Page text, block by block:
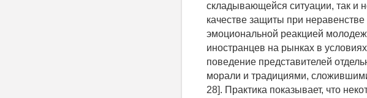
складывающейся ситуации, так и
качестве защиты при
эмоциональной реакцией
иностранцев на рынках в
поведение представителей
морали и традициями,
28]. Практика показывает, что